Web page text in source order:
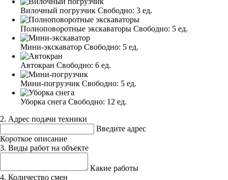
Вилочный погрузчик Свободно: 3 ед.
Полноповоротные экскаваторы Свободно: 5 ед.
Мини-экскаватор Свободно: 5 ед.
Автокран Свободно: 6 ед.
Мини-погрузчик Свободно: 5 ед.
Уборка снега Свободно: 12 ед.
2. Адрес подачи техники
Введите адрес
Короткое описание
3. Виды работ на объекте
Какие работы
4. Количество смен